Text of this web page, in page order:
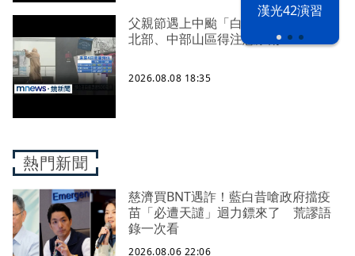
漢光42演習
父親節遇上中颱「白海豚」攪局！
北部、中部山區得注意豪雨
2026.08.08 18:35
熱門新聞
慈濟買BNT遇詐！藍白昔嗆政府擋疫
苗「必遭天譴」迴力鏢來了 荒謬語
錄一次看
2026.08.06 22:06